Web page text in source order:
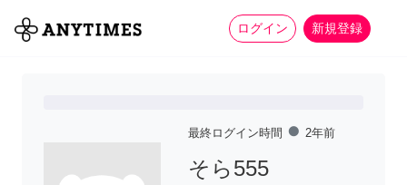
ログイン 新規登録
全て 家事 more_horiz
最終ログイン時間 fiber_manual_record 2年前
そら555